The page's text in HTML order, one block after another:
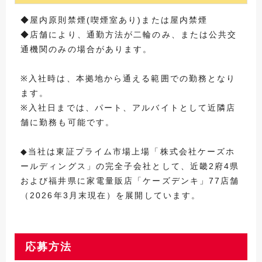
◆屋内原則禁煙(喫煙室あり)または屋内禁煙
◆店舗により、通勤方法が二輪のみ、または公共交
通機関のみの場合があります。
※入社時は、本拠地から通える範囲での勤務となり
ます。
※入社日までは、パート、アルバイトとして近隣店
舗に勤務も可能です。
◆当社は東証プライム市場上場「株式会社ケーズホ
ールディングス」の完全子会社として、近畿2府4県
および福井県に家電量販店「ケーズデンキ」77店舗
（2026年3月末現在）を展開しています。
応募方法